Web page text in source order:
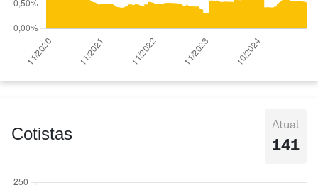
Cotistas Atual
141